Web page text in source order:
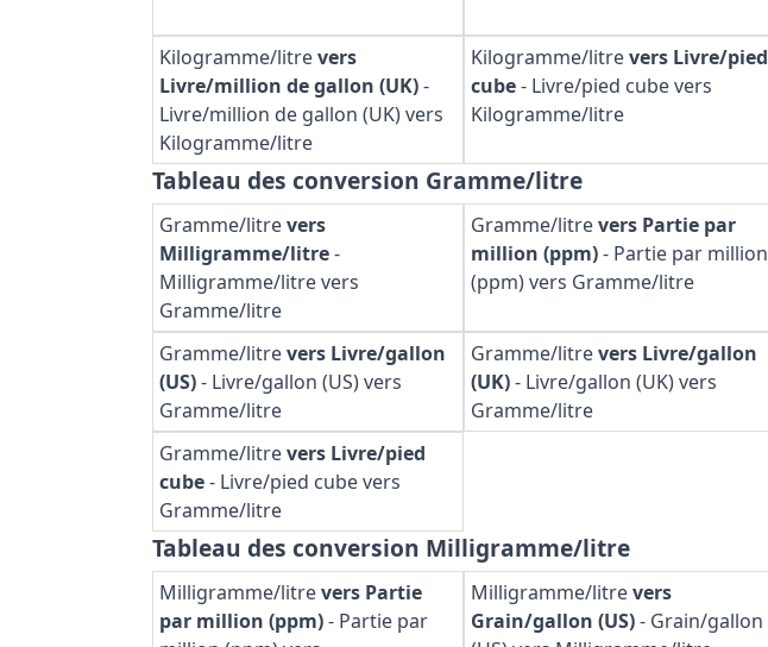
Kilogramme/litrevers
Livre/million de gallon (UK)-
Livre/million de gallon (UK) vers
Kilogramme/litre
Kilogramme/litrevers Livre/pied
cube- Livre/pied cube vers
Kilogramme/litre
Tableau des conversion Gramme/litre
Gramme/litrevers
Milligramme/litre-
Milligramme/litre vers
Gramme/litre
Gramme/litrevers Partie par
million (ppm)- Partie par million
(ppm) vers Gramme/litre
Gramme/litrevers Livre/gallon
(US)- Livre/gallon (US) vers
Gramme/litre
Gramme/litrevers Livre/gallon
(UK)- Livre/gallon (UK) vers
Gramme/litre
Gramme/litrevers Livre/pied
cube- Livre/pied cube vers
Gramme/litre
Tableau des conversion Milligramme/litre
Milligramme/litrevers Partie
par million (ppm)- Partie par
Milligramme/litrevers
Grain/gallon (US)- Grain/gallon